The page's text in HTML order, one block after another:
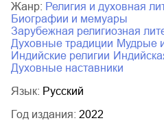
Жанр:
религия и духовная
биографии и мемуары
зарубежная религиозная
духовные традиции
мудрые
индийские религии
духовные наставники
Язык: Русский
Год издания: 2022